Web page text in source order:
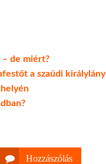
de miért?
a szaúdi királylány
Hozzászólás